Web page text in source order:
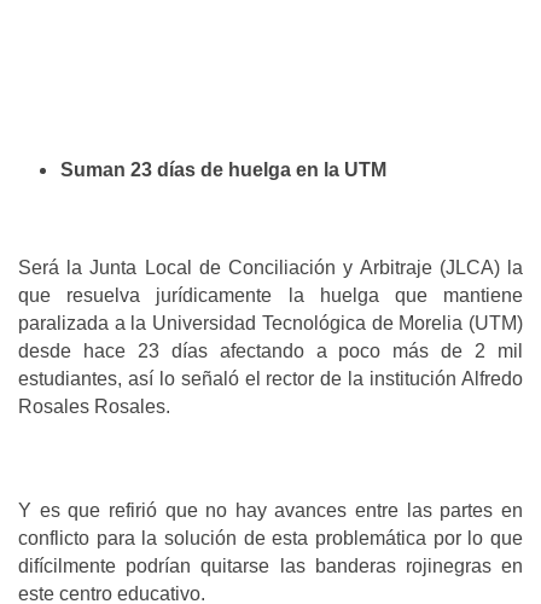
Suman 23 días de huelga en la UTM
Será la Junta Local de Conciliación y Arbitraje (JLCA) la
que resuelva jurídicamente la huelga que mantiene
paralizada a la Universidad Tecnológica de Morelia (UTM)
desde hace 23 días afectando a poco más de 2 mil
estudiantes, así lo señaló el rector de la institución Alfredo
Rosales Rosales.
Y es que refirió que no hay avances entre las partes en
conflicto para la solución de esta problemática por lo que
difícilmente podrían quitarse las banderas rojinegras en
este centro educativo.